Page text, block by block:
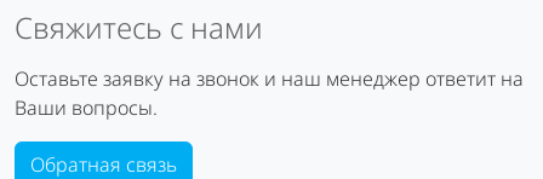
Свяжитесь с нами
Оставьте заявку на звонок и наш менеджер ответит на
Ваши вопросы.
Обратная связь